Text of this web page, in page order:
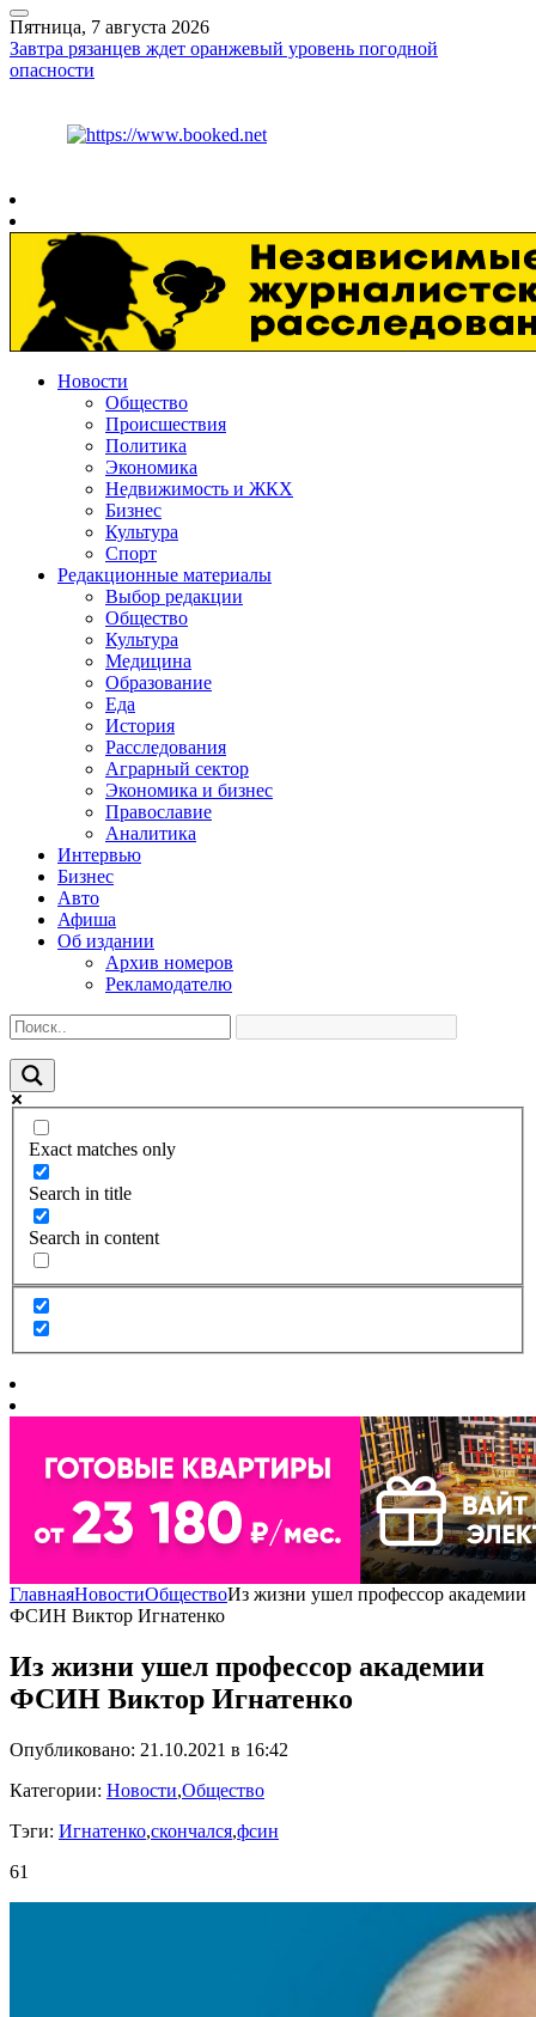
Пятница, 7 августа 2026
Завтра рязанцев ждет оранжевый уровень погодной
опасности
Новости
Общество
Происшествия
Политика
Экономика
Недвижимость и ЖКХ
Бизнес
Культура
Спорт
Редакционные материалы
Выбор редакции
Общество
Культура
Медицина
Образование
Еда
История
Расследования
Аграрный сектор
Экономика и бизнес
Православие
Аналитика
Интервью
Бизнес
Авто
Афиша
Об издании
Архив номеров
Рекламодателю
Exact matches only
Search in title
Search in content
ГлавнаяНовостиОбществоИз жизни ушел профессор академии
ФСИН Виктор Игнатенко
Из жизни ушел профессор академии
ФСИН Виктор Игнатенко
Опубликовано: 21.10.2021 в 16:42
Категории: Новости,Общество
Тэги: Игнатенко,скончался,фсин
61